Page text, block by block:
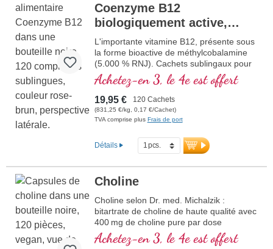
Coenzyme B12
biologiquement active,
sublingual
L'importante vitamine B12, présente sous
la forme bioactive de méthylcobalamine
(5.000 % RNJ). Cachets sublingaux pour
une meilleure absorption par la muqeuse
buccale, dans du verre violet de grande
qualité.
Achetez-en 3, le 4e est offert
19,95 € 120 Cachets
(831,25 €/kg, 0,17 €/Cachet)
TVA comprise plus Frais de port
Détails
Choline
Choline selon Dr. med. Michalzik :
bitartrate de choline de haute qualité avec
400 mg de choline pure par dose
journalière – issue d'une source naturelle,
sans additifs, 100 % végan et
Achetez-en 3, le 4e est offert